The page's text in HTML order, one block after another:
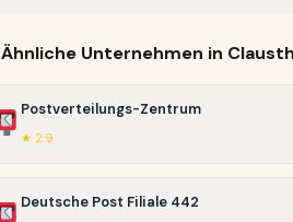
Ähnliche Unternehmen in
Postverteilungs-Zentrum
★ 2.9
Deutsche Post Filiale 442